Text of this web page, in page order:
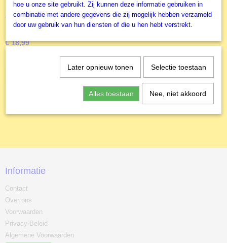
Jumbo - Legpuzzel - Vermaak in de Woonkamer, A.
Pieck - 1000 stukjes
1000 stukjes - Vermaak in de Woonkamer - Anton Pieck Jumbo…
€ 18,99
Informatie
Contact
Over ons
Voorwaarden
Privacy-Beleid
Algemene Voorwaarden
hoe u onze site gebruikt. Zij kunnen deze informatie gebruiken in
combinatie met andere gegevens die zij mogelijk hebben verzameld
door uw gebruik van hun diensten of die u hen hebt verstrekt.
Later opnieuw tonen Selectie toestaan
Alles toestaan Nee, niet akkoord